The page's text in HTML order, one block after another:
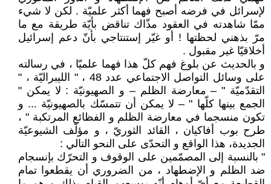
لإسرائل في فرضه أصبح فهما أكثر علميّة . لكن لا شيء
ممّا شاهدته في العقود مذّاك تناقض بأيّة طريقة مع ما
مرّ بذهني لحظتها ! أو غيّر إستنتاجي بأنّ دعم إسرائيل
أخلاقيّا غير مقبول .
و بالحديث عن بلوغ فهم كلّ هذا فهما علميّا ، في رسالته
على وسائل التواصل الاجتماعي عدد 48 ، " الليبراليّة ، "
التقدّميّة " – معارضة الظلم – و الصهيونيّة : لا يمكن "
الجمع بينها كلّها " – لا يمكن أن تتمسّك بالصهيونيّة ... و
تكون منسجما في معارضة الظلم و الفظائع المرتكبة " ،
طرح بوب أفاكيان ، القائد الثوريّ ، و مؤلّف الشيوعيّة
الجديدة، هذا الواقع و التحدّى على النحو التالي :
" بالنسبة إلى المصمّمين على الوقوف و التحرّك بإنسجام
ضد الظلم و الإضطهاد ، من الضروري أن يقطعوا تمام